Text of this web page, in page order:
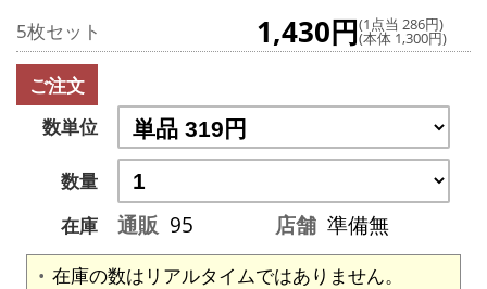
5枚セット 1,430円(1点当 286円)
(本体 1,300円)
ご注文
数単位
数量
在庫
通販 95 店舗 準備無
在庫の数はリアルタイムではありません。